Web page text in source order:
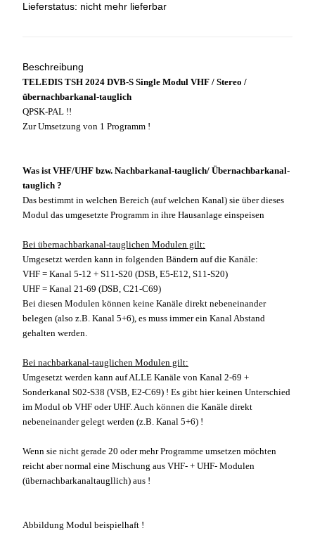
Lieferstatus: nicht mehr lieferbar
Beschreibung
TELEDIS TSH 2024 DVB-S Single Modul VHF / Stereo /
übernachbarkanal-tauglich
QPSK-PAL !!
Zur Umsetzung von 1 Programm !
Was ist VHF/UHF bzw. Nachbarkanal-tauglich/ Übernachbarkanal-
tauglich ?
Das bestimmt in welchen Bereich (auf welchen Kanal) sie über dieses
Modul das umgesetzte Programm in ihre Hausanlage einspeisen
Bei übernachbarkanal-tauglichen Modulen gilt:
Umgesetzt werden kann in folgenden Bändern auf die Kanäle:
VHF = Kanal 5-12 + S11-S20 (DSB, E5-E12, S11-S20)
UHF = Kanal 21-69 (DSB, C21-C69)
Bei diesen Modulen können keine Kanäle direkt nebeneinander
belegen (also z.B. Kanal 5+6), es muss immer ein Kanal Abstand
gehalten werden.
Bei nachbarkanal-tauglichen Modulen gilt:
Umgesetzt werden kann auf ALLE Kanäle von Kanal 2-69 +
Sonderkanal S02-S38 (VSB, E2-C69) ! Es gibt hier keinen Unterschied
im Modul ob VHF oder UHF. Auch können die Kanäle direkt
nebeneinander gelegt werden (z.B. Kanal 5+6) !
Wenn sie nicht gerade 20 oder mehr Programme umsetzen möchten
reicht aber normal eine Mischung aus VHF- + UHF- Modulen
(übernachbarkanaltaugllich) aus !
Abbildung Modul beispielhaft !